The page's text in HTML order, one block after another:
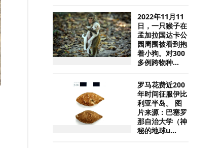
2022年11月11
日，一只猴子在
孟加拉国达卡公
园周围被看到抱
着小狗。对300
多例跨物种...
罗马花费近200
年时间征服伊比
利亚半岛。 图
片来源：巴塞罗
那自治大学（神
秘的地球u...